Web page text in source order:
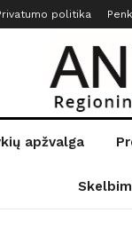
politika
apžvalga